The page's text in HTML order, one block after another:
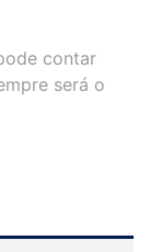
contar
será o